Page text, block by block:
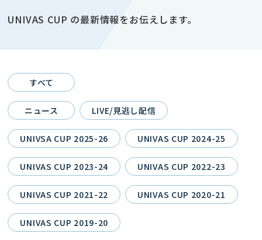
UNIVAS CUP の最新情報をお伝えします。
すべて
ニュース LIVE/見逃し配信
UNIVSA CUP 2025-26 UNIVAS CUP 2024-25
UNIVAS CUP 2023-24 UNIVAS CUP 2022-23
UNIVAS CUP 2021-22 UNIVAS CUP 2020-21
UNIVAS CUP 2019-20